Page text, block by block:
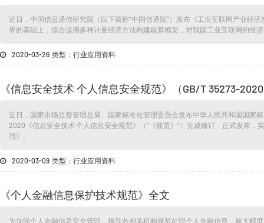
近日，中国信息通信研究院（以下简称“中国信通院”）发布《工业互联网产业经
界的基础上，综合运用多种计量经济方法构建核算框架，对我国工业互联网的经
2020-03-26 类型：行业应用资料
《信息安全技术 个人信息安全规范》（GB/T 35273-
近日，国家市场监督管理总局、国家标准化管理委员会发布中华人民共和国国家
2020《信息安全技术 个人信息安全规范》（“《规范》”）完成修订，正式发布，
范》。
2020-03-09 类型：行业应用资料
《个人金融信息保护技术规范》全文
为加强个人金融信息安全管理，指导各相关机构规范处理个人金融信息，最大程